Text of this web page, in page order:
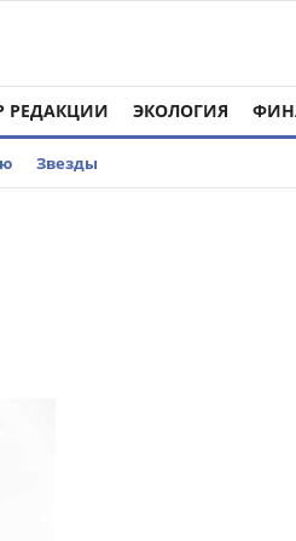
РЕДАКЦИИ ЭКОЛОГИЯ
Звезды